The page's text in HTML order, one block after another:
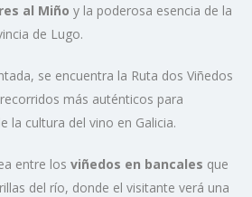
al Miño y la poderosa esencia de la
de Lugo.
se encuentra la Ruta dos Viñedos
más auténticos para
la cultura del vino en Galicia.
entre los viñedos en bancales que
del río, donde el visitante verá una